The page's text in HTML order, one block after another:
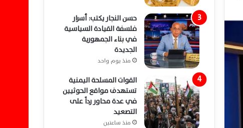
حسن النجار يكتب: أسرار
فلسفة القيادة السياسية
في بناء الجمهورية
الجديدة
منذ يوم واحد
القوات المسلحة اليمنية
تستهدف مواقع الحوثيين
في عدة محاور رداً على
التصعيد
منذ ساعتين